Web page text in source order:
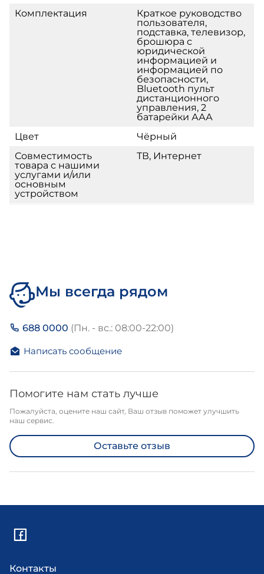
Комплектация
Краткое руководство
пользователя,
подставка, телевизор,
брошюра с
юридической
информацией и
информацией по
безопасности,
Bluetooth пульт
дистанционного
управления, 2
батарейки ААА
Цвет
Чёрный
Совместимость
товара с нашими
услугами и/или
основным
устройством
ТВ, Интернет
Мы всегда рядом
688 0000 (Пн. - вс.: 08:00-22:00)
Написать сообщение
Помогите нам стать лучше
Пожалуйста, оцените наш сайт, Ваш отзыв поможет улучшить
наш сервис.
Оставьте отзыв
Контакты